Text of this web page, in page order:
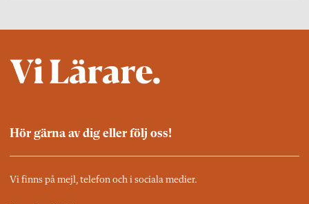
Hör gärna av dig eller följ oss!
Vi finns på mejl, telefon och i sociala medier.